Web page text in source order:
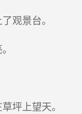
观景台。
坪上望天。